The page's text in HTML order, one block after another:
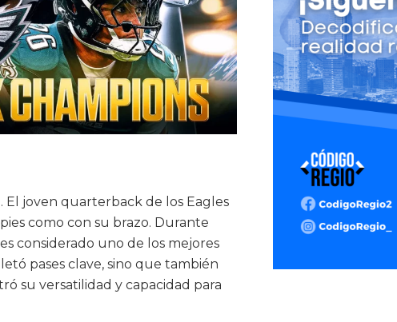
joven quarterback de los Eagles
como con su brazo. Durante
considerado uno de los mejores
pases clave, sino que también
su versatilidad y capacidad para